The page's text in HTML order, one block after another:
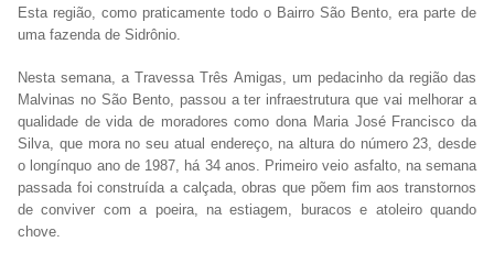
Esta região, como praticamente todo o Bairro São Bento, era parte de
uma fazenda de Sidrônio.
Nesta semana, a Travessa Três Amigas, um pedacinho da região das
Malvinas no São Bento, passou a ter infraestrutura que vai melhorar a
qualidade de vida de moradores como dona Maria José Francisco da
Silva, que mora no seu atual endereço, na altura do número 23, desde
o longínquo ano de 1987, há 34 anos. Primeiro veio asfalto, na semana
passada foi construída a calçada, obras que põem fim aos transtornos
de conviver com a poeira, na estiagem, buracos e atoleiro quando
chove.